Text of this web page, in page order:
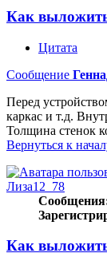
Как
Цитата
Сообщение
Перед
каркас и т.д.
Толщина стенок
Вернуться к
Лиза12_78
Как